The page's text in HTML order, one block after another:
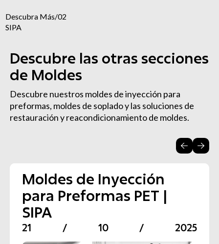
Descubra Más/02
SIPA
Descubre las otras secciones
de Moldes
Descubre nuestros moldes de inyección para
preformas, moldes de soplado y las soluciones de
restauración y reacondicionamiento de moldes.
Moldes de Inyección
para Preformas PET |
SIPA
21 / 10 / 2025
Fabricación de Moldes
de Soplado para PET |
SIPA
23 / 10 / 2025
Mantenimiento y
Conversión de Moldes
PET | SIPA
19 / 11 / 2025